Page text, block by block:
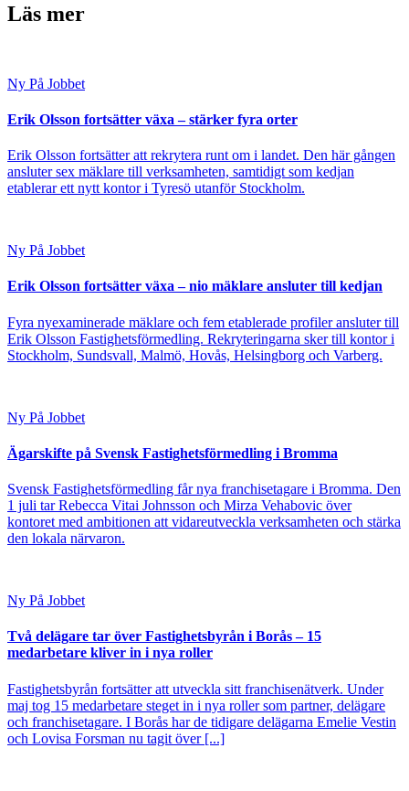
Läs mer
Ny På Jobbet
Erik Olsson fortsätter växa – stärker fyra orter
Erik Olsson fortsätter att rekrytera runt om i landet. Den här gången
ansluter sex mäklare till verksamheten, samtidigt som kedjan
etablerar ett nytt kontor i Tyresö utanför Stockholm.
Ny På Jobbet
Erik Olsson fortsätter växa – nio mäklare ansluter till kedjan
Fyra nyexaminerade mäklare och fem etablerade profiler ansluter till
Erik Olsson Fastighetsförmedling. Rekryteringarna sker till kontor i
Stockholm, Sundsvall, Malmö, Hovås, Helsingborg och Varberg.
Ny På Jobbet
Ägarskifte på Svensk Fastighetsförmedling i Bromma
Svensk Fastighetsförmedling får nya franchisetagare i Bromma. Den
1 juli tar Rebecca Vitai Johnsson och Mirza Vehabovic över
kontoret med ambitionen att vidareutveckla verksamheten och stärka
den lokala närvaron.
Ny På Jobbet
Två delägare tar över Fastighetsbyrån i Borås – 15
medarbetare kliver in i nya roller
Fastighetsbyrån fortsätter att utveckla sitt franchisenätverk. Under
maj tog 15 medarbetare steget in i nya roller som partner, delägare
och franchisetagare. I Borås har de tidigare delägarna Emelie Vestin
och Lovisa Forsman nu tagit över [...]